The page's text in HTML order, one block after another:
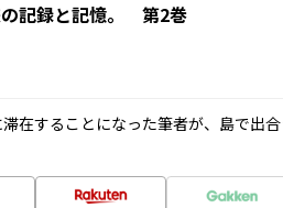
記録と記憶。 第2巻
在することになった筆者が、島で出